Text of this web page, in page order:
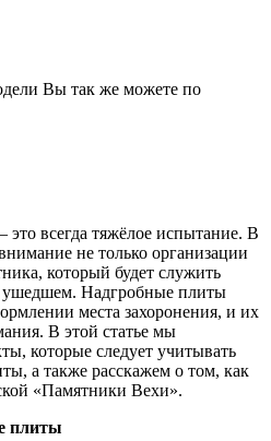
Вы так же можете по
это всегда тяжёлое испытание. В
не только организации
который будет служить
Надгробные плиты
места захоронения, и их
В этой статье мы
которые следует учитывать
а также расскажем о том, как
«Памятники Вехи».
плиты